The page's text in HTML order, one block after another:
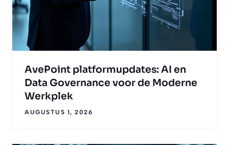
AvePoint platformupdates: AI en
Data Governance voor de Moderne
Werkplek
AUGUSTUS 1, 2026